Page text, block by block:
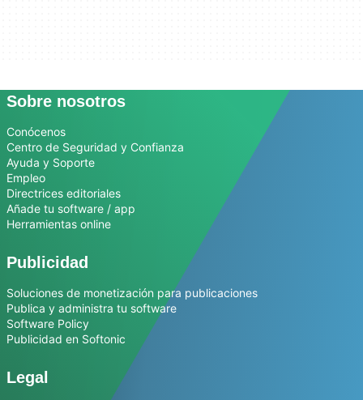
Sobre nosotros
Conócenos
Centro de Seguridad y Confianza
Ayuda y Soporte
Empleo
Directrices editoriales
Añade tu software / app
Herramientas online
Publicidad
Soluciones de monetización para publicaciones
Publica y administra tu software
Software Policy
Publicidad en Softonic
Legal